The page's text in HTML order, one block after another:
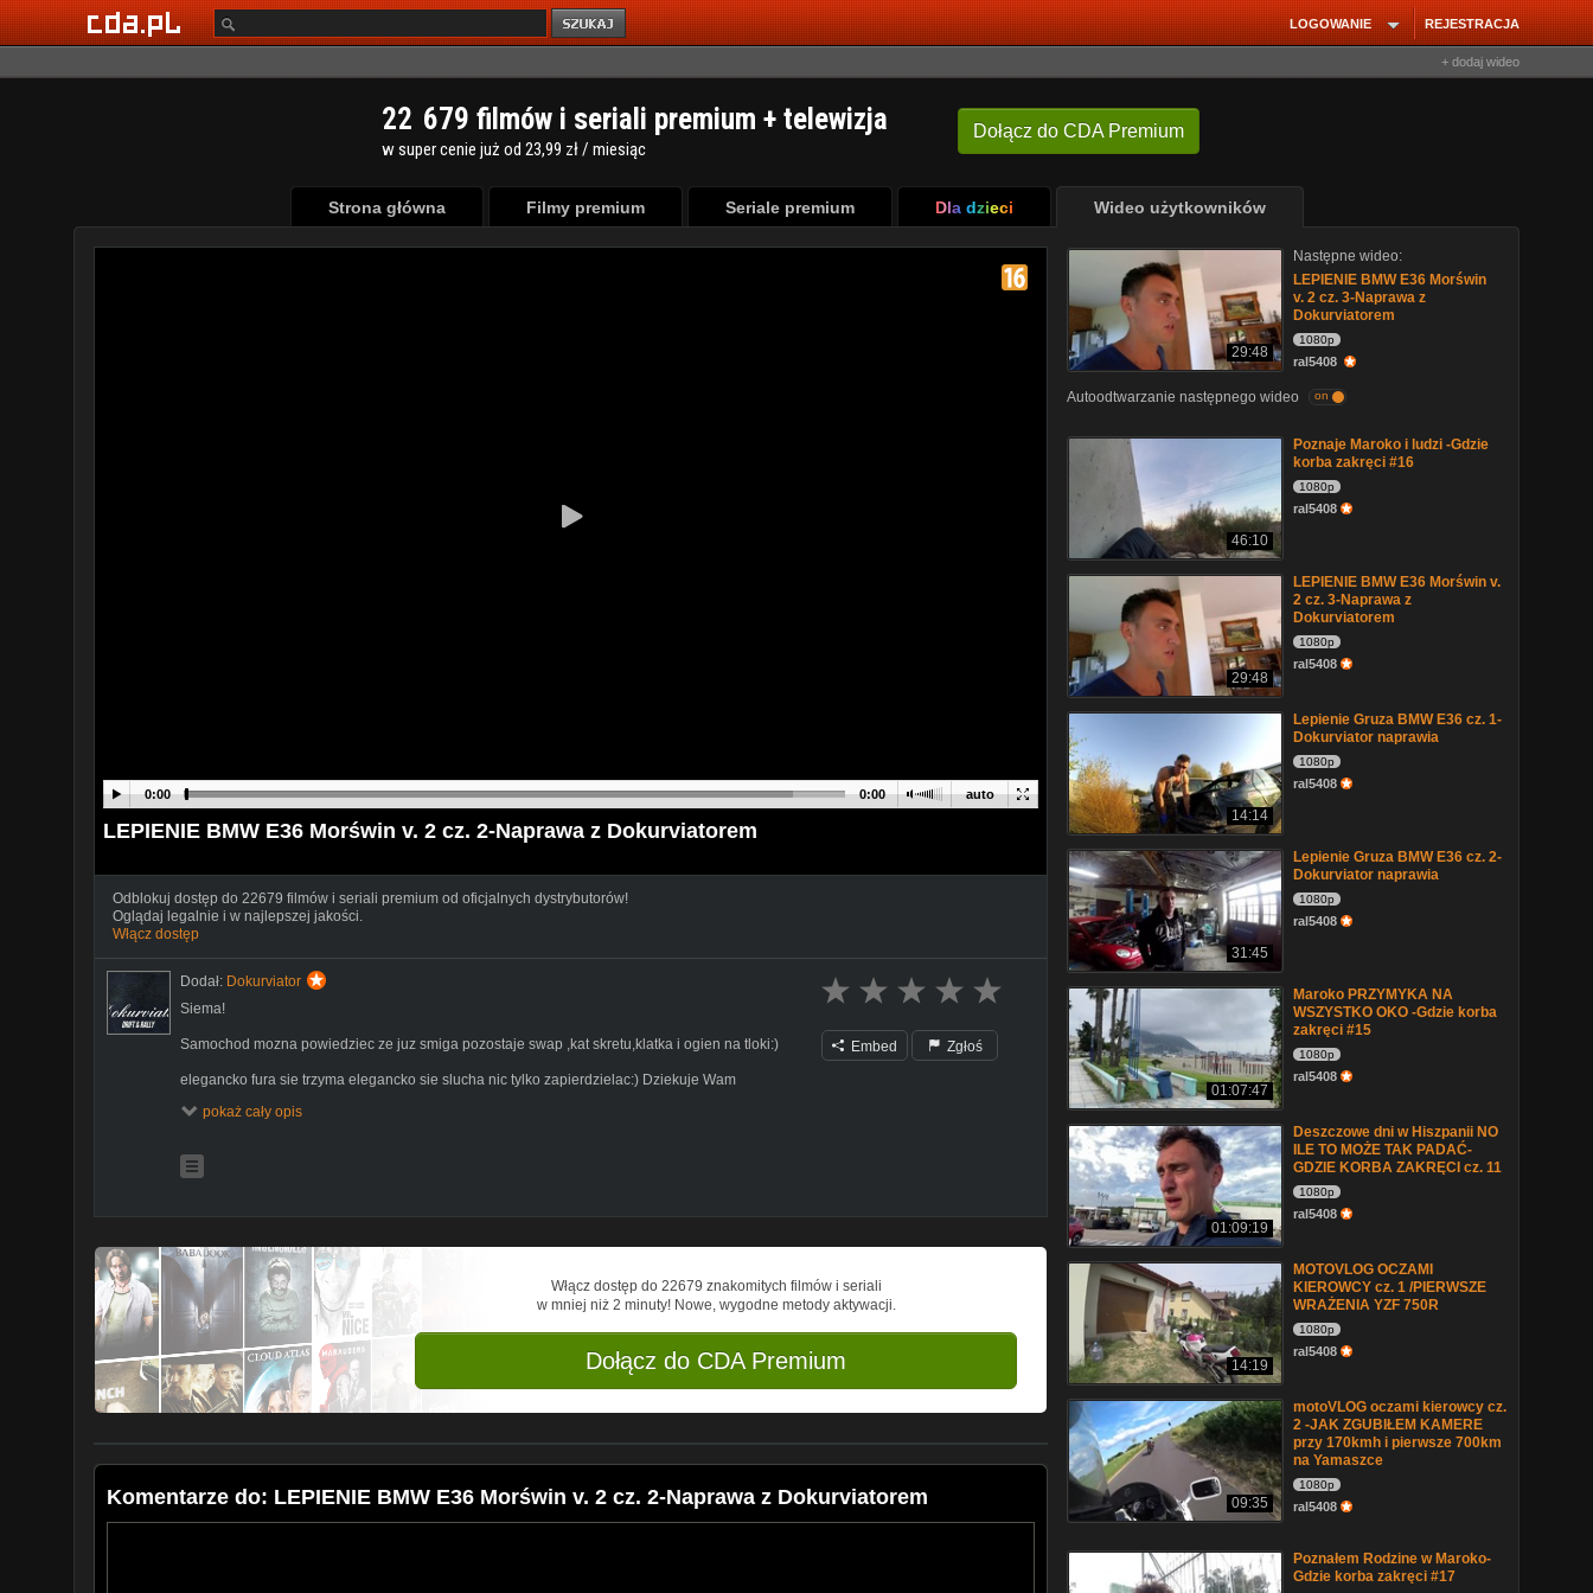
REJESTRACJA
LOGOWANIE
+ dodaj wideo
Dołącz do CDA Premium
22 679 filmów i seriali premium + telewizja
w super cenie już od 23,99 zł / miesiąc
Strona główna Filmy premium Seriale premium Dla dzieci Wideo użytkowników
auto
0:00 0:00
LEPIENIE BMW E36 Morświn v. 2 cz. 2-Naprawa z Dokurviatorem
Odblokuj dostęp do 22679 filmów i seriali premium od oficjalnych dystrybutorów!
Oglądaj legalnie i w najlepszej jakości.
Włącz dostęp
Dodał: Dokurviator
Siema!
Samochod mozna powiedziec ze juz smiga pozostaje swap ,kat skretu,klatka i ogien na tloki:)
elegancko fura sie trzyma elegancko sie slucha nic tylko zapierdzielac:) Dziekuje Wam
youtube:
https://www.youtube.com/channel/UCZCDpdCUUgi9BPL_sCUvpvg
pokaż cały opis
Embed Zgłoś
Włącz dostęp do 22679 znakomitych filmów i seriali
w mniej niż 2 minuty! Nowe, wygodne metody aktywacji.
Dołącz do CDA Premium
Komentarze do: LEPIENIE BMW E36 Morświn v. 2 cz. 2-Naprawa z Dokurviatorem
29:48
Następne wideo:
LEPIENIE BMW E36 Morświn
v. 2 cz. 3-Naprawa z
Dokurviatorem
1080p
ral5408
Autoodtwarzanie następnego wideo on
46:10
Poznaje Maroko i ludzi -Gdzie
korba zakręci #16
1080p
ral5408
29:48
LEPIENIE BMW E36 Morświn v.
2 cz. 3-Naprawa z
Dokurviatorem
1080p
ral5408
14:14
Lepienie Gruza BMW E36 cz. 1-
Dokurviator naprawia
1080p
ral5408
31:45
Lepienie Gruza BMW E36 cz. 2-
Dokurviator naprawia
1080p
ral5408
01:07:47
Maroko PRZYMYKA NA
WSZYSTKO OKO -Gdzie korba
zakręci #15
1080p
ral5408
01:09:19
Deszczowe dni w Hiszpanii NO
ILE TO MOŻE TAK PADAĆ-
GDZIE KORBA ZAKRĘCI cz. 11
1080p
ral5408
14:19
MOTOVLOG OCZAMI
KIEROWCY cz. 1 /PIERWSZE
WRAŻENIA YZF 750R
1080p
ral5408
09:35
motoVLOG oczami kierowcy cz.
2 -JAK ZGUBIŁEM KAMERE
przy 170kmh i pierwsze 700km
na Yamaszce
1080p
ral5408
Poznałem Rodzine w Maroko-
Gdzie korba zakręci #17